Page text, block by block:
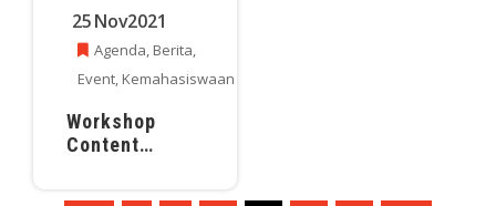
Nov
25 2021
Agenda, Berita,
Event, Kemahasiswaan
Workshop
Content